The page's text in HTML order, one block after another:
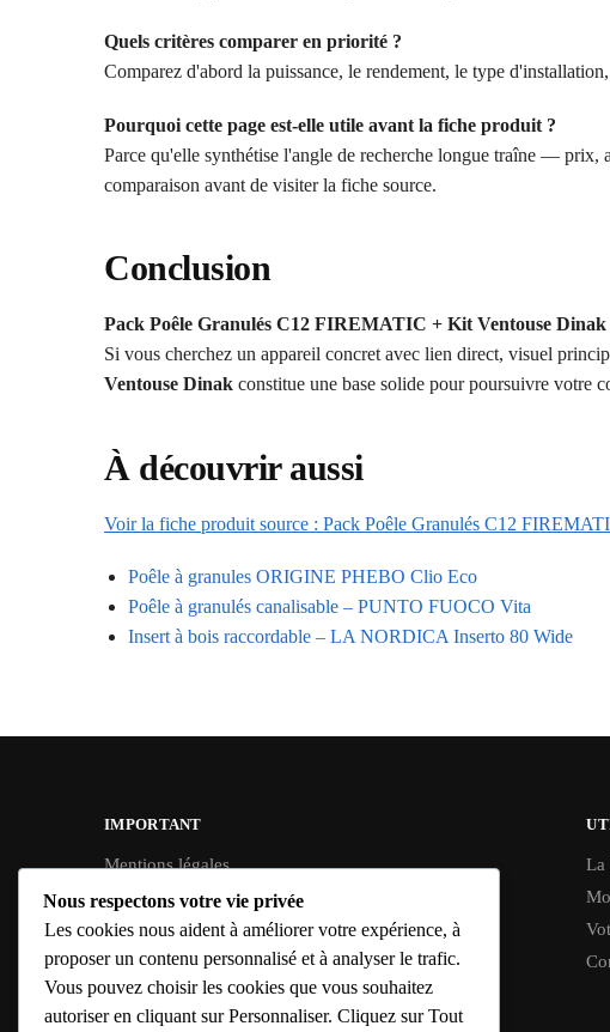
Quels critères comparer en priorité ?
Comparez d'abord la puissance, le rendement, le type
Pourquoi cette page est-elle utile avant la fiche produit ?
Parce qu'elle synthétise l'angle de recherche longue traîne —
comparaison avant de visiter la fiche source.
Conclusion
Pack Poêle Granulés C12 FIREMATIC + Kit Ventouse Dinak
Si vous cherchez un appareil concret avec lien direct, visuel
Ventouse Dinak constitue une base solide pour poursuivre votre
À découvrir aussi
Voir la fiche produit source : Pack Poêle Granulés C12
Poêle à granules ORIGINE PHEBO Clio Eco
Poêle à granulés canalisable – PUNTO FUOCO Vita
Insert à bois raccordable – LA NORDICA Inserto 80 Wide
IMPORTANT
Mentions légales
Conditions Générales de Vente
Politique de confidentialité
Politique de cookies UE
Politique de livraison
Conditions de retour & remboursement
La
Nous respectons votre vie privée
Les cookies nous aident à améliorer votre expérience, à
proposer un contenu personnalisé et à analyser le trafic.
Vous pouvez choisir les cookies que vous souhaitez
autoriser en cliquant sur Personnaliser. Cliquez sur Tout